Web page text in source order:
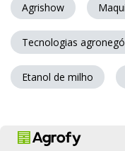
Agrishow
Tecnologias
Etanol de milho